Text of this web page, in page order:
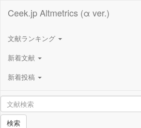
Ceek.jp Altmetrics (α ver.)
文献ランキング
新着文献
新着投稿
検索